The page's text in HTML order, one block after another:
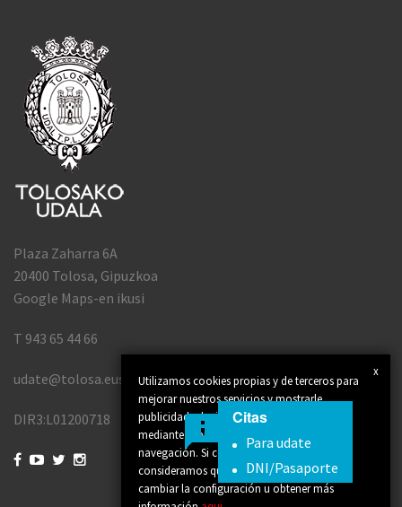
Citas
Para udate
DNI/Pasaporte
x
Utilizamos cookies propias y de terceros para
mejorar nuestros servicios y mostrarle
publicidad relacionada con sus preferencias
mediante el análisis de sus hábitos de
navegación. Si continúa navegando,
consideramos que acepta su uso. Puede
cambiar la configuración u obtener más
Plaza Zaharra 6A
20400 Tolosa, Gipuzkoa
Google Maps-en ikusi
T 943 65 44 66
udate@tolosa.eus
DIR3:L01200718
   